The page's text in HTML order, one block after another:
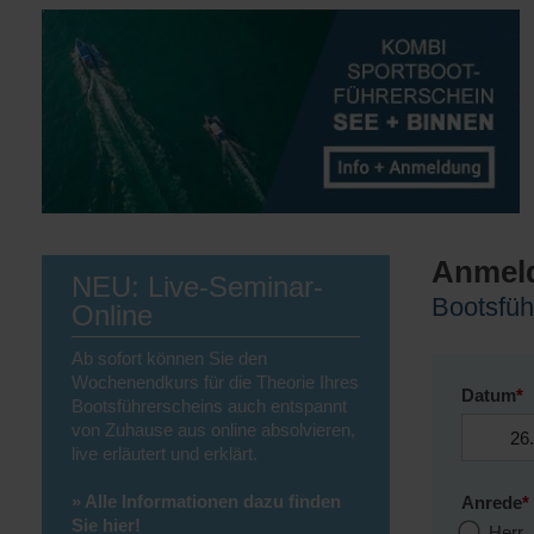
Datum*
Anrede*
NEU: Live-Seminar-
Online
Ab sofort können Sie den
Wochenendkurs für die Theorie Ihres
Bootsführerscheins auch entspannt
von Zuhause aus online absolvieren,
live erläutert und erklärt.
» Alle Informationen dazu finden
Sie hier!